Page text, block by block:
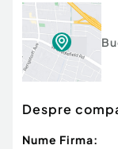
Despre
Nume Firma: